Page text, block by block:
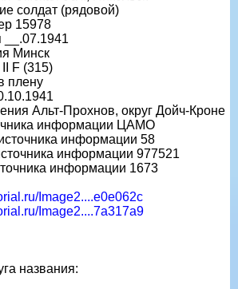
солдат (рядовой)
15978
__.07.1941
Минск
F (315)
плену
Альт-Прохнов, округ Дойч-Кроне
информации ЦАМО
информации 58
информации 977521
информации 1673
Image2....e0e062c
Image2....7a317a9
названия: